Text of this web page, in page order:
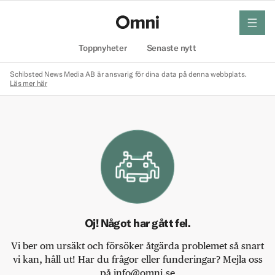
Toppnyheter Senaste nytt
meny
Schibsted News Media AB är ansvarig för dina data på denna webbplats.
Läs mer här
Oj! Något har gått fel.
Vi ber om ursäkt och försöker åtgärda problemet så snart
vi kan, håll ut! Har du frågor eller funderingar? Mejla oss